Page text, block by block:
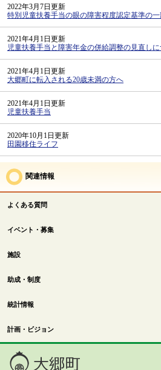
2022年3月7日更新
特別児童扶養手当の眼の障害程度認定基準の
2021年4月1日更新
児童扶養手当と障害年金の併給調整の見直し
2021年4月1日更新
大郷町に転入される20歳未満の方へ
2021年4月1日更新
児童扶養手当
2020年10月1日更新
田園移住ライフ
関連情報
よくある質問
イベント・募集
施設
助成・制度
統計情報
計画・ビジョン